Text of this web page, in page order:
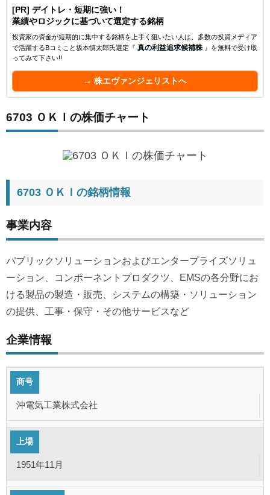
[PR] デイトレ・短期に強い！
業績やロジックに基づいて選定する銘柄
投資家の資金が短期的に集中する銘柄を上手く狙いたい人は、多数の投資メディア
で活躍するBコミこと坂本慎太郎氏選定『 真の利益追求候補株 』を無料で受け取
ってみて下さい!!
→ 株エヴァンジェリストへ
6703 ＯＫＩの株価チャート
6703 ＯＫＩの銘柄情報
事業内容
パブリックソリューションおよびエンタープライズソリュ
ーション、コンポーネントプロダクツ、EMSの各分野にお
ける製品の製造・販売、システムの構築・ソリューション
の提供、工事・保守・その他サービスなど
企業情報
商号
沖電気工業株式会社
上場
1951年11月